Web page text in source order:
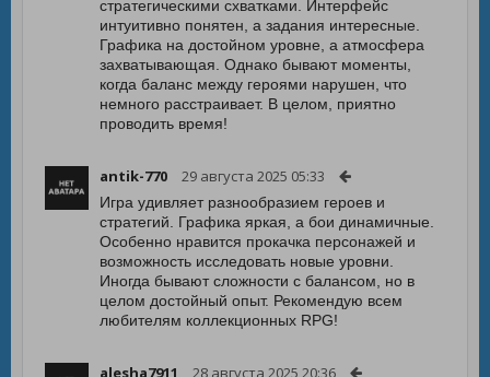
стратегическими схватками. Интерфейс
интуитивно понятен, а задания интересные.
Графика на достойном уровне, а атмосфера
захватывающая. Однако бывают моменты,
когда баланс между героями нарушен, что
немного расстраивает. В целом, приятно
проводить время!
antik-770 29 августа 2025 05:33
Игра удивляет разнообразием героев и
стратегий. Графика яркая, а бои динамичные.
Особенно нравится прокачка персонажей и
возможность исследовать новые уровни.
Иногда бывают сложности с балансом, но в
целом достойный опыт. Рекомендую всем
любителям коллекционных RPG!
alesha7911 28 августа 2025 20:36